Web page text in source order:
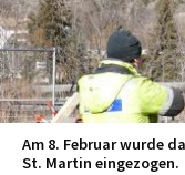
Am 8. Februar wurde
St. Martin eingezogen.